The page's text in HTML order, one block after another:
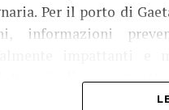
Per il porto di
informazioni
Per gli allevamenti
Lazio per arrivare alla